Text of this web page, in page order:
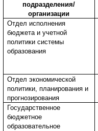
подразделения/
организации
Отдел исполнения
бюджета и учетной
политики системы
образования
Отдел экономической
политики, планирования и
прогнозирования
Государственное
бюджетное
образовательное